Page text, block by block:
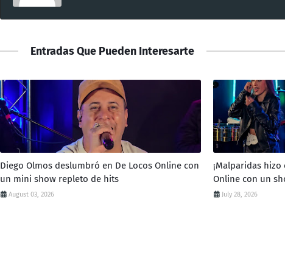
Entradas Que Pueden Interesarte
Diego Olmos deslumbró en De Locos Online con
un mini show repleto de hits
August 03, 2026
¡Malparidas
Online con un
July 28, 2026